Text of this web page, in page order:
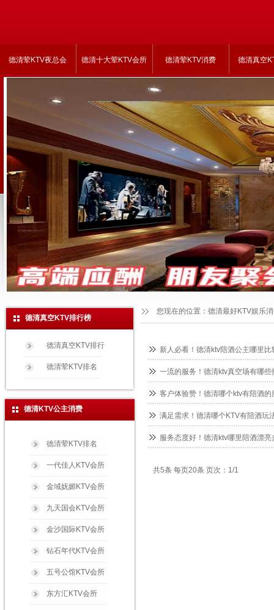
德清荤KTV夜总会 德清十大荤KTV会所 德清荤KTV消费 德清真空
新人必看！德清ktv陪酒公主哪里
一流的服务！德清ktv真空场有哪
客户体验赞！德清哪个ktv有陪酒
满足需求！德清哪个KTV有陪酒玩
服务态度好！德清ktv哪里陪酒漂
共5条 每页20条 页次：1/1
您现在的位置： 德清最好KTV娱乐
德清真空KTV排行榜
德清真空KTV排行
德清荤KTV排名
德清KTV公主消费
德清荤KTV排名
一代佳人KTV会所
金域妩媚KTV会所
九天国会KTV会所
金沙国际KTV会所
钻石年代KTV会所
五号公馆KTV会所
东方汇KTV会所